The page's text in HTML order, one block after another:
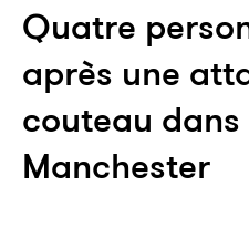
Quatre
après une
couteau
Manchester